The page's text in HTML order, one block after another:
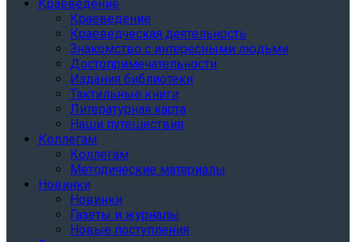
Краеведение
Краеведение
Краеведческая деятельность
Знакомство с интересными людьми
Достопримечательности
Издания библиотеки
Тактильные книги
Литературная карта
Наши путешествия
Коллегам
Коллегам
Методические материалы
Новинки
Новинки
Газеты и журналы
Новые поступления